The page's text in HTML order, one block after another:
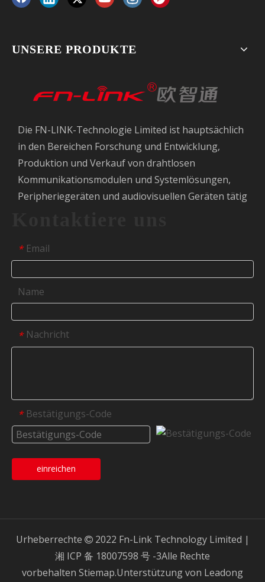
UNSERE PRODUKTE
Die FN-LINK-Technologie Limited ist hauptsächlich
in den Bereichen Forschung und Entwicklung,
Produktion und Verkauf von drahtlosen
Kommunikationsmodulen und Systemlösungen,
Peripheriegeräten und audiovisuellen Geräten tätig
* Email
Name
* Nachricht
* Bestätigungs-Code
einreichen
Urheberrechte  2022 Fn-Link Technology Limited |
湘 ICP 备 18007598 号 -3Alle Rechte
vorbehalten Stiemap.Unterstützung von Leadong